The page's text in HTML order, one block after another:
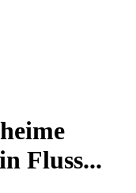
Fluss...